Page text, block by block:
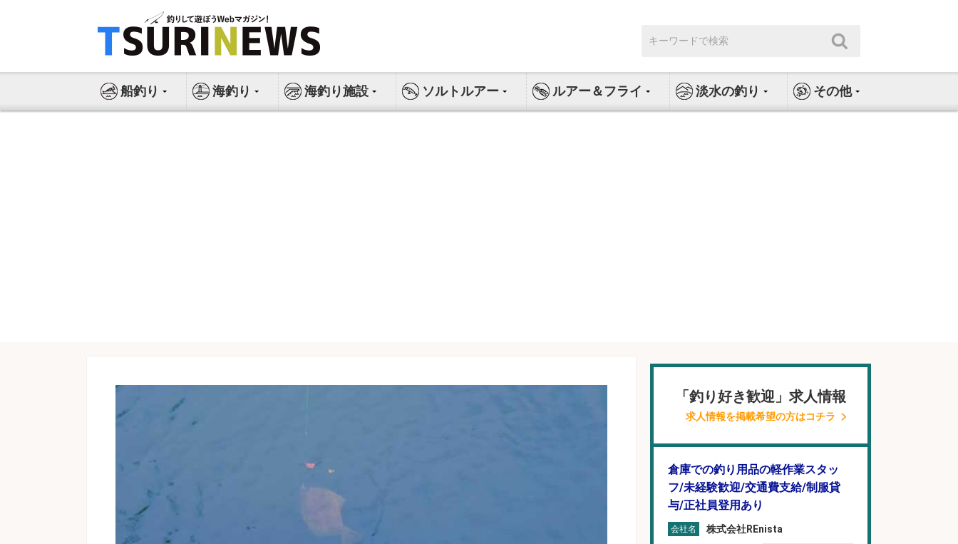
ス
索:
船釣り 海釣り 海釣り施設 ソルトルアー ルアー＆フライ 淡水の釣り その他
「釣り好き歓迎」求人情報
求人情報を掲載希望の方はコチラ
倉庫での釣り用品の軽作業スタッ
フ/未経験歓迎/交通費支給/制服貸
与/正社員登用あり
会社名 株式会社REnista